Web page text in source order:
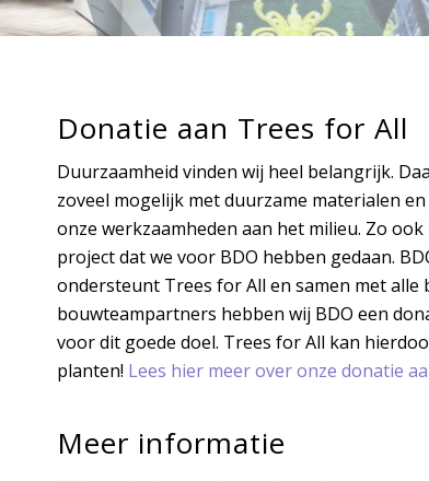
Donatie aan Trees for All
Duurzaamheid vinden wij heel belangrijk.
zoveel mogelijk met duurzame materialen
onze werkzaamheden aan het milieu. Zo
project dat we voor BDO hebben gedaan.
ondersteunt Trees for All en samen met alle
bouwteampartners hebben wij BDO een
voor dit goede doel. Trees for All kan
planten! Lees hier meer over onze donatie
Meer informatie